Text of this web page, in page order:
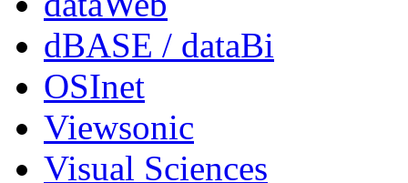
dBASE / dataBi
OSInet
Viewsonic
Visual Sciences